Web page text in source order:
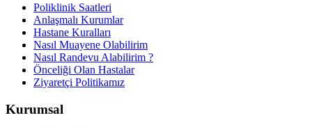
Poliklinik Saatleri
Anlaşmalı Kurumlar
Hastane Kuralları
Nasıl Muayene Olabilirim
Nasıl Randevu Alabilirim ?
Önceliği Olan Hastalar
Ziyaretçi Politikamız
Kurumsal